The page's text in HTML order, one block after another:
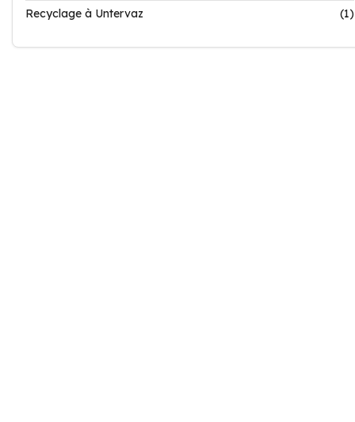
Recyclage à Untervaz
(1)